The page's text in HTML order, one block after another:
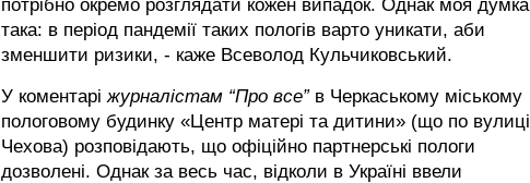
потрібно окремо розглядати кожен випадок. Однак моя думка
така: в період пандемії таких пологів варто уникати, аби
зменшити ризики, - каже Всеволод Кульчиковський.
У коментаріжурналістам “Про все”в Черкаському міському
пологовому будинку «Центр матері та дитини» (що по вулиці
Чехова) розповідають, що офіційно партнерські пологи
дозволені. Однак за весь час, відколи в Україні ввели